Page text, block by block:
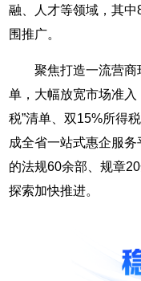
融、人才等领域，其
围推广。
聚焦打造一流营
单，大幅放宽市场准入
税”清单、双15%所得
成全省一站式惠企服
的法规60余部、规章
探索加快推进。